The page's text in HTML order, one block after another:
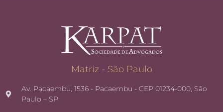
Matriz - São Paulo
Av. Pacaembu, 1536 - Pacaembu - CEP 01234-000, São
Paulo – SP